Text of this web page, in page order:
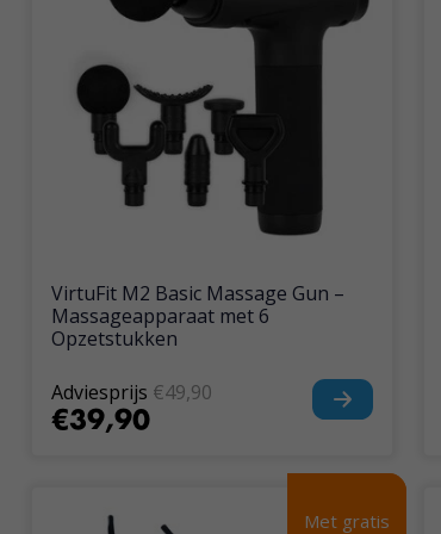
VirtuFit M2 Basic Massage Gun –
Massageapparaat met 6
Opzetstukken
Adviesprijs €49,90
€39,90
Met gratis
Met gratis